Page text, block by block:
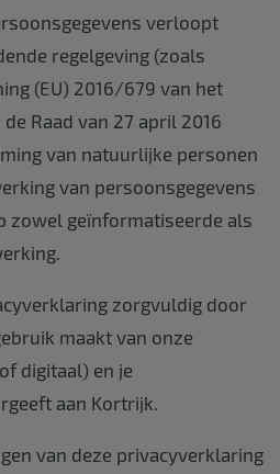
verloopt
regelgeving (zoals
(EU) 2016/679 van het
Raad van 27 april 2016
van natuurlijke personen
van persoonsgegevens
zowel geïnformatiseerde als
zorgvuldig door
maakt van onze
digitaal) en je
aan Kortrijk.
van deze privacyverklaring